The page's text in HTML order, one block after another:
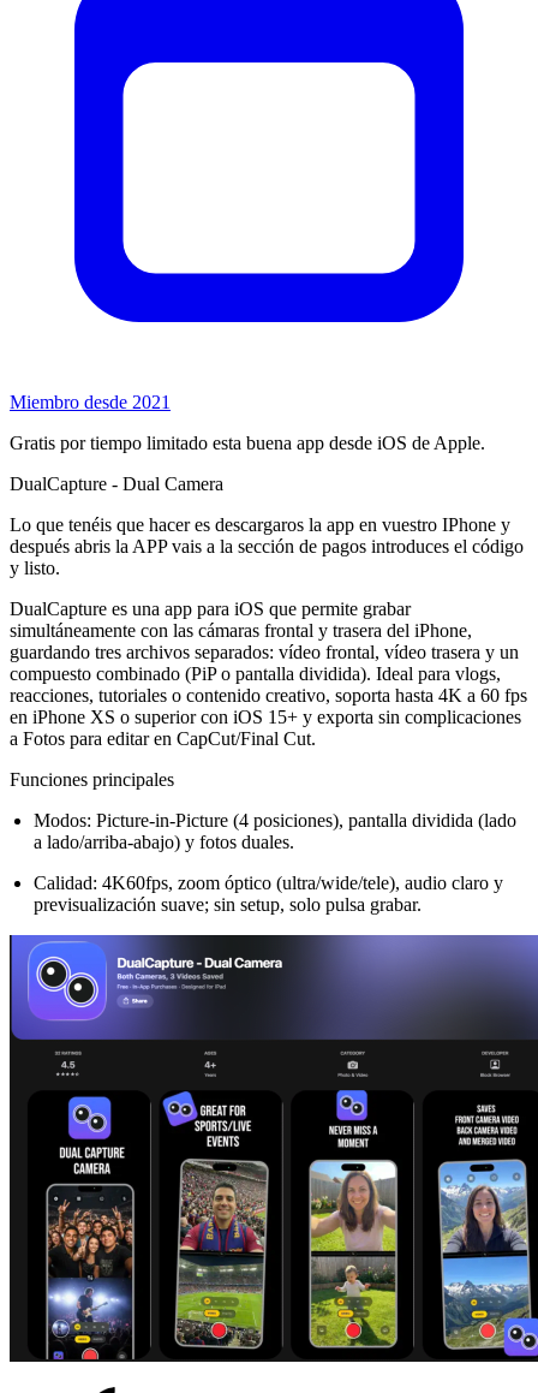
Miembro desde 2021
Gratis por tiempo limitado esta buena app desde iOS de Apple.
DualCapture - Dual Camera
Lo que tenéis que hacer es descargaros la app en vuestro IPhone y
después abris la APP vais a la sección de pagos introduces el código
y listo.
DualCapture es una app para iOS que permite grabar
simultáneamente con las cámaras frontal y trasera del iPhone,
guardando tres archivos separados: vídeo frontal, vídeo trasera y un
compuesto combinado (PiP o pantalla dividida). Ideal para vlogs,
reacciones, tutoriales o contenido creativo, soporta hasta 4K a 60 fps
en iPhone XS o superior con iOS 15+ y exporta sin complicaciones
a Fotos para editar en CapCut/Final Cut.​
Funciones principales
Modos: Picture-in-Picture (4 posiciones), pantalla dividida (lado
a lado/arriba-abajo) y fotos duales.​
Calidad: 4K60fps, zoom óptico (ultra/wide/tele), audio claro y
previsualización suave; sin setup, solo pulsa grabar.​